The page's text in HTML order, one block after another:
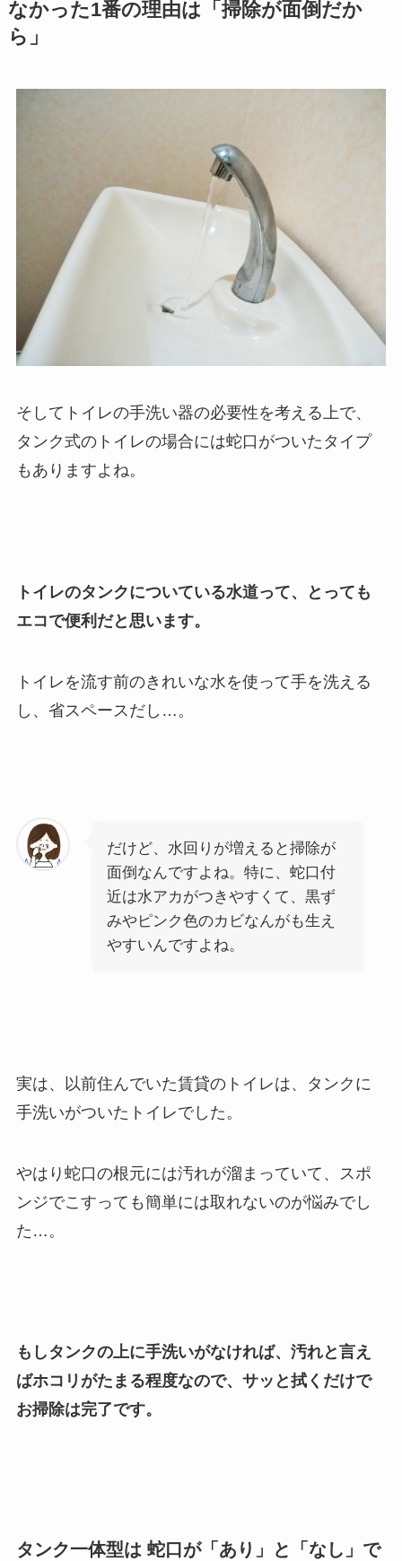
なかった1番の理由は「掃除が面倒だか
ら」
そしてトイレの手洗い器の必要性を考える上で、
タンク式のトイレの場合には蛇口がついたタイプ
もありますよね。
トイレのタンクについている水道って、とっても
エコで便利だと思います。
トイレを流す前のきれいな水を使って手を洗える
し、省スペースだし…。
だけど、水回りが増えると掃除が
面倒なんですよね。 特に、蛇口付
近は水アカがつきやすくて、黒ず
みやピンク色のカビなんがも生え
やすいんですよね。
実は、以前住んでいた賃貸のトイレは、タンクに
手洗いがついたトイレでした。
やはり蛇口の根元には汚れが溜まっていて、スポ
ンジでこすっても簡単には取れないのが悩みでし
た…。
もしタンクの上に手洗いがなければ、 汚れと言え
ばホコリがたまる程度なので、サッと拭くだけで
お掃除は完了です。
タンク一体型は 蛇口が「あり」と「なし」で